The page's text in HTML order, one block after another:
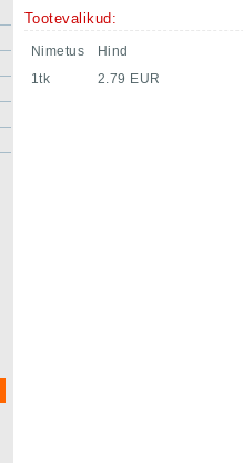
Tootevalikud:
Nimetus
Hind
1tk
2.79 EUR